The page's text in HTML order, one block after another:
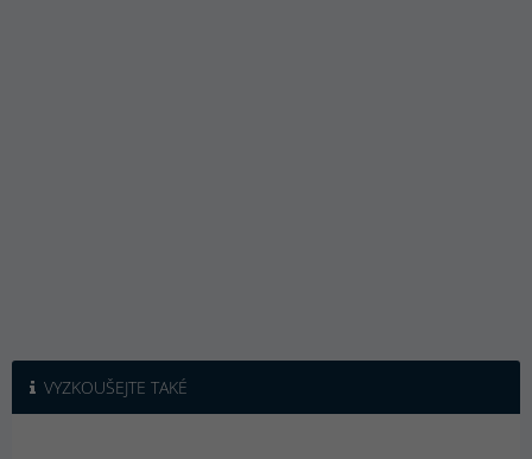
VYZKOUŠEJTE TAKÉ